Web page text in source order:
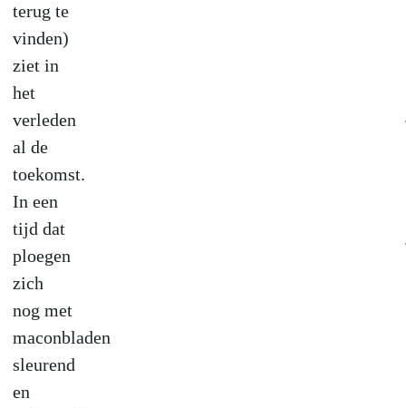
terug te
vinden)
ziet in
het
verleden
al de
toekomst.
In een
tijd dat
ploegen
zich
nog met
maconbladen
sleurend
en